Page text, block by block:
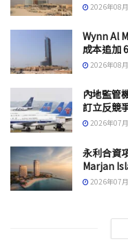
2026年08
Wynn Al
成本追加
2026年08
內地監管
訂立反競
2026年07
永利合資
Marjan
2026年07